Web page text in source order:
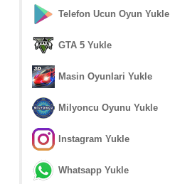
Telefon Ucun Oyun Yukle
GTA 5 Yukle
Masin Oyunlari Yukle
Milyoncu Oyunu Yukle
Instagram Yukle
Whatsapp Yukle